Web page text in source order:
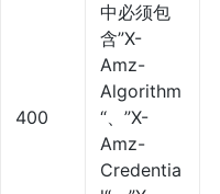
400
中必须包
含”X-
Amz-
Algorithm
“、”X-
Amz-
Credentia